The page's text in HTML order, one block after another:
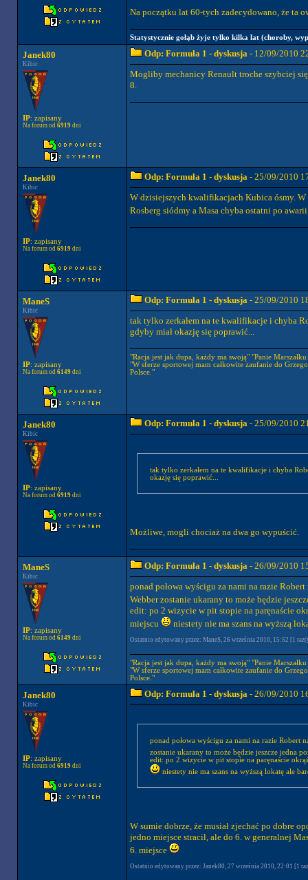
Na początku lat 60-tych zadecydowano, że ta
Statystycznie gołąb żyje tylko kilka lat (choroby,
Janek80
Kibic
IP: zapisany
Na forum od 6919dni
Odp: Formuła 1 - dyskusja- 12/09/2010
Mogliby mechanicy Renault troche szybciej
8.
Janek80
Kibic
IP: zapisany
Na forum od 6919dni
Odp: Formuła 1 - dyskusja- 25/09/2010
W dzisiejszych kwalifikacjach Kubica ósmy.
Rosberg siódmy a Masa chyba ostatni po
ManeS
Kibic
IP: zapisany
Na forum od 6149dni
Odp: Formuła 1 - dyskusja- 25/09/2010
tak tylko zerkałem na te kwalifikacje i chyba
gdyby miał okazję się poprawić...
"Racja jest jak dupa, każdy ma swoją" "Panie
"W sferze sportowej mam całkowite zaufanie do
Polsce."
Janek80
Kibic
IP: zapisany
Na forum od 6919dni
Odp: Formuła 1 - dyskusja- 25/09/2010
tak tylko zerkałem na te kwalifikacje i chyba
okazję się poprawić...
Możliwe, mogli chociaż na dwa go wypuścić.
ManeS
Kibic
IP: zapisany
Na forum od 6149dni
Odp: Formuła 1 - dyskusja- 26/09/2010
ponad połowa wyścigu za nami na razie
Webber zostanie ukarany to może będzie
edit: po 2 wizycie w pit stopie na paręnaście
miejscu
niestety nie ma szans na wyższą
Ostatnio edytowany przez: ManeS, 26 września 2010, 15:52 [1
"Racja jest jak dupa, każdy ma swoją" "Panie
"W sferze sportowej mam całkowite zaufanie do
Polsce."
Janek80
Kibic
IP: zapisany
Na forum od 6919dni
Odp: Formuła 1 - dyskusja- 26/09/2010
ponad połowa wyścigu za nami na razie Robert
zostanie ukarany to może będzie jeszcze jedna
edit: po 2 wizycie w pit stopie na paręnaście
niestety nie ma szans na wyższą lokatę ale
W sumie dobrze, że musiał zjechać po dobre
jedno miejsce stracił, ale do 6. w generalnej
6. miejsce
Ostatnio edytowany przez: Janek80, 27 września 2010, 22:01 [1